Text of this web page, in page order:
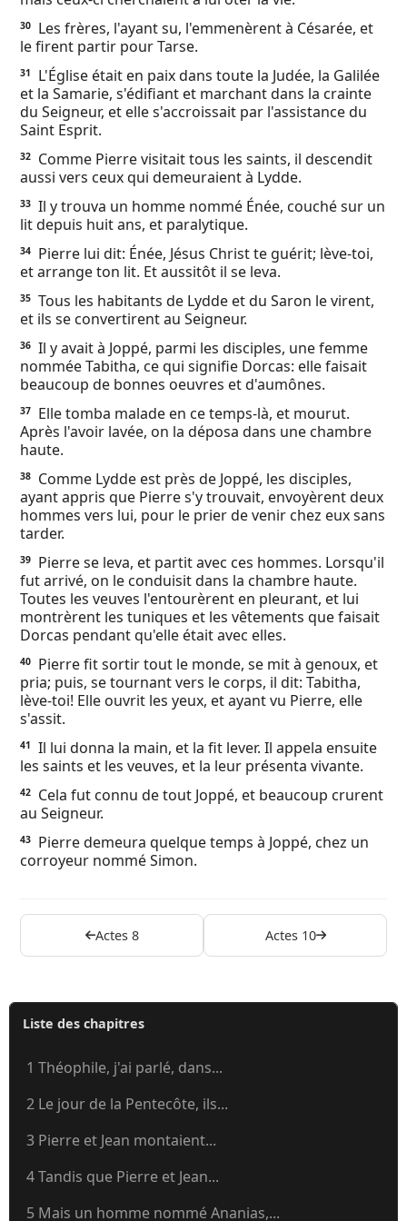
30
Les frères, l'ayant su, l'emmenèrent à Césarée, et
le firent partir pour Tarse.
31
L'Église était en paix dans toute la Judée, la Galilée
et la Samarie, s'édifiant et marchant dans la crainte
du Seigneur, et elle s'accroissait par l'assistance du
Saint Esprit.
32
Comme Pierre visitait tous les saints, il descendit
aussi vers ceux qui demeuraient à Lydde.
33 Il y trouva un homme nommé Énée, couché sur un
lit depuis huit ans, et paralytique.
34
Pierre lui dit: Énée, Jésus Christ te guérit; lève-toi,
et arrange ton lit. Et aussitôt il se leva.
35 Tous les habitants de Lydde et du Saron le virent,
et ils se convertirent au Seigneur.
36 Il y avait à Joppé, parmi les disciples, une femme
nommée Tabitha, ce qui signifie Dorcas: elle faisait
beaucoup de bonnes oeuvres et d'aumônes.
37
Elle tomba malade en ce temps-là, et mourut.
Après l'avoir lavée, on la déposa dans une chambre
haute.
38
Comme Lydde est près de Joppé, les disciples,
ayant appris que Pierre s'y trouvait, envoyèrent deux
hommes vers lui, pour le prier de venir chez eux sans
tarder.
39
Pierre se leva, et partit avec ces hommes. Lorsqu'il
fut arrivé, on le conduisit dans la chambre haute.
Toutes les veuves l'entourèrent en pleurant, et lui
montrèrent les tuniques et les vêtements que faisait
Dorcas pendant qu'elle était avec elles.
40
Pierre fit sortir tout le monde, se mit à genoux, et
pria; puis, se tournant vers le corps, il dit: Tabitha,
lève-toi! Elle ouvrit les yeux, et ayant vu Pierre, elle
s'assit.
41
Il lui donna la main, et la fit lever. Il appela ensuite
les saints et les veuves, et la leur présenta vivante.
42
Cela fut connu de tout Joppé, et beaucoup crurent
au Seigneur.
43
Pierre demeura quelque temps à Joppé, chez un
corroyeur nommé Simon.
Actes 8 Actes 10
Liste des chapitres
1 Théophile, j'ai parlé, dans...
2 Le jour de la Pentecôte, ils...
3 Pierre et Jean montaient...
4 Tandis que Pierre et Jean...
5 Mais un homme nommé Ananias,...